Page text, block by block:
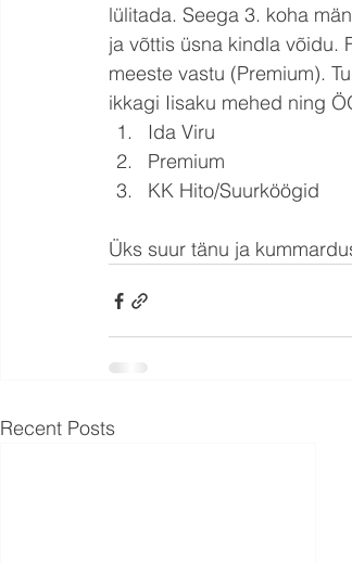
lülitada. Seega 3. koha
ja võttis üsna kindla võidu.
meeste vastu (Premium).
ikkagi Iisaku mehed ning
Ida Viru
Premium
KK Hito/Suurköögid
Üks suur tänu ja
Recent Posts